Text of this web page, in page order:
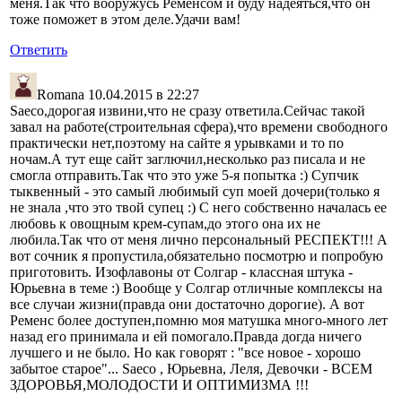
меня.Так что вооружусь Ременсом и буду надеяться,что он
тоже поможет в этом деле.Удачи вам!
Ответить
Romana 10.04.2015 в 22:27
Saeco,дорогая извини,что не сразу ответила.Сейчас такой
завал на работе(строительная сфера),что времени свободного
практически нет,поэтому на сайте я урывками и то по
ночам.А тут еще сайт заглючил,несколько раз писала и не
смогла отправить.Так что это уже 5-я попытка :) Супчик
тыквенный - это самый любимый суп моей дочери(только я
не знала ,что это твой супец :) С него собственно началась ее
любовь к овощным крем-супам,до этого она их не
любила.Так что от меня лично персональный РЕСПЕКТ!!! А
вот сочник я пропустила,обязательно посмотрю и попробую
приготовить. Изофлавоны от Солгар - классная штука -
Юрьевна в теме :) Вообще у Солгар отличные комплексы на
все случаи жизни(правда они достаточно дорогие). А вот
Ременс более доступен,помню моя матушка много-много лет
назад его принимала и ей помогало.Правда догда ничего
лучшего и не было. Но как говорят : "все новое - хорошо
забытое старое"... Saeco , Юрьевна, Леля, Девочки - ВСЕМ
ЗДОРОВЬЯ,МОЛОДОСТИ И ОПТИМИЗМА !!!